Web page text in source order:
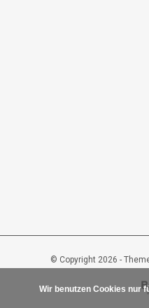
© Copyright 2026 -
Wir benutzen Cookies nur